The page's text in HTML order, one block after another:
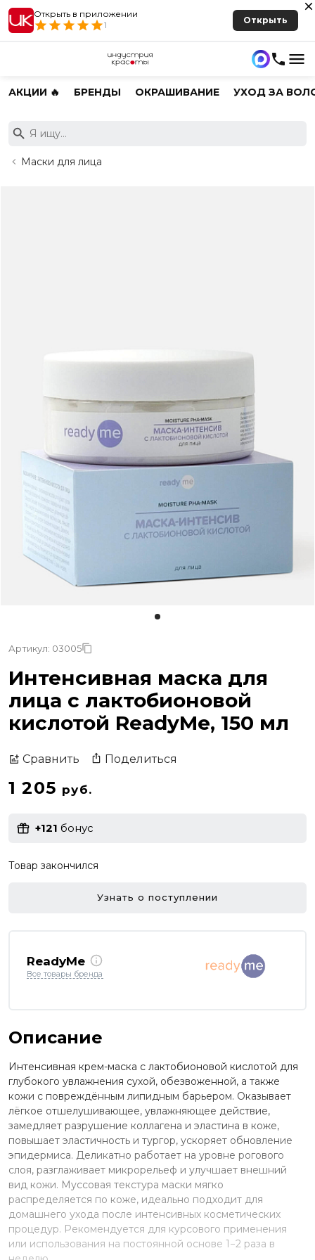
Открыть в приложении
1
Открыть
АКЦИИ 🔥 БРЕНДЫ ОКРАШИВАНИЕ УХОД ЗА
Маски для лица
Артикул: 03005
Интенсивная маска для
лица с лактобионовой
кислотой ReadyMe, 150 мл
Сравнить Поделиться
1 205 руб.
+121 бонус
Товар закончился
Узнать о поступлении
ReadyMe
Все товары бренда
Описание
Интенсивная крем-маска с лактобионовой кислотой для
глубокого увлажнения сухой, обезвоженной, а также
кожи с повреждённым липидным барьером. Оказывает
лёгкое отшелушивающее, увлажняющее действие,
замедляет разрушение коллагена и эластина в коже,
повышает эластичность и тургор, ускоряет обновление
эпидермиса. Деликатно работает на уровне рогового
слоя, разглаживает микрорельеф и улучшает внешний
вид кожи. Муссовая текстура маски мягко
распределяется по коже, идеально подходит для
домашнего ухода после интенсивных косметических
процедур. Рекомендуется для курсового применения
или использования на постоянной основе 1−2 раза в